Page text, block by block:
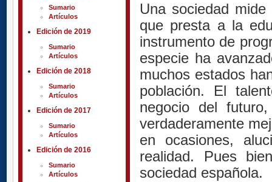
Sumario
Artículos
Edición de 2019
Sumario
Artículos
Edición de 2018
Sumario
Artículos
Edición de 2017
Sumario
Artículos
Edición de 2016
Sumario
Artículos
Una sociedad
que presta a la
instrumento de
especie ha
muchos estados
población. El
negocio del
verdaderamente
en ocasiones,
realidad. Pues
sociedad española.